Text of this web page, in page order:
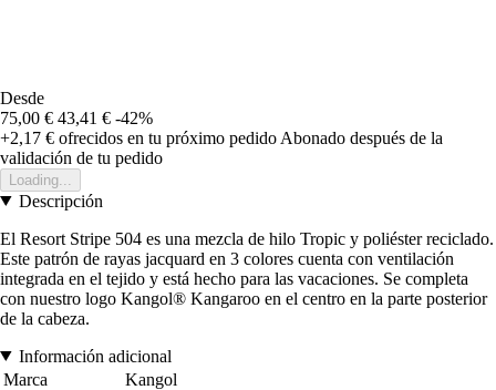
Desde
75,00 € 43,41 € -42%
+2,17 € ofrecidos en tu próximo pedido Abonado después de la
validación de tu pedido
Loading...
Descripción
El Resort Stripe 504 es una mezcla de hilo Tropic y poliéster reciclado.
Este patrón de rayas jacquard en 3 colores cuenta con ventilación
integrada en el tejido y está hecho para las vacaciones. Se completa
con nuestro logo Kangol® Kangaroo en el centro en la parte posterior
de la cabeza.
Información adicional
Marca
Kangol